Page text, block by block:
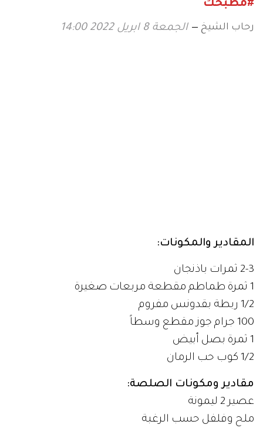
#مطبخك
رحاب الشيخ الجمعة 8 ابريل 2022 14:00
المقادير والمكونات:
2-3 ثمرات باذنجان
1 ثمرة طماطم مقطعة مربعات صغيرة
1/2 ربطة بقدونس مفروم
100 جرام جوز مقطع وسطاً
1 ثمرة بصل أبيض
1/2 كوب حب الرمان
مقادير ومكونات الصلصة:
عصير 2 ليمونة
ملح وفلفل حسب الرغبة